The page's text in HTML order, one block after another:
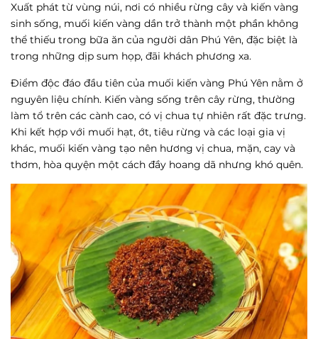
Xuất phát từ vùng núi, nơi có nhiều rừng cây và kiến vàng
sinh sống, muối kiến vàng dần trở thành một phần không
thể thiếu trong bữa ăn của người dân Phú Yên, đặc biệt là
trong những dịp sum họp, đãi khách phương xa.
Điểm độc đáo đầu tiên của muối kiến vàng Phú Yên nằm ở
nguyên liệu chính. Kiến vàng sống trên cây rừng, thường
làm tổ trên các cành cao, có vị chua tự nhiên rất đặc trưng.
Khi kết hợp với muối hạt, ớt, tiêu rừng và các loại gia vị
khác, muối kiến vàng tạo nên hương vị chua, mặn, cay và
thơm, hòa quyện một cách đầy hoang dã nhưng khó quên.